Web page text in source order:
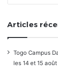
Articles
Togo Campus
les 14 et 15 août